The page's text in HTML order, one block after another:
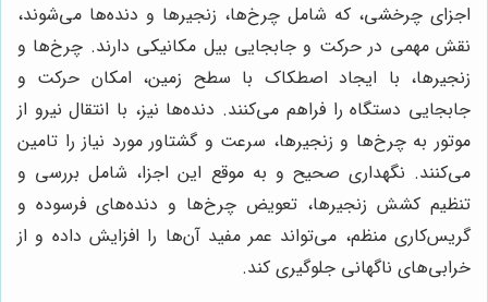
اجزای چرخشی، که شامل چرخ‌ها، زنجیرها و دنده‌ها می‌شوند،
نقش مهمی در حرکت و جابجایی بیل مکانیکی دارند. چرخ‌ها و
زنجیرها، با ایجاد اصطکاک با سطح زمین، امکان حرکت و
جابجایی دستگاه را فراهم می‌کنند. دنده‌ها نیز، با انتقال نیرو از
موتور به چرخ‌ها و زنجیرها، سرعت و گشتاور مورد نیاز را تامین
می‌کنند. نگهداری صحیح و به موقع این اجزا، شامل بررسی و
تنظیم کشش زنجیرها، تعویض چرخ‌ها و دنده‌های فرسوده و
گریس‌کاری منظم، می‌تواند عمر مفید آن‌ها را افزایش داده و از
خرابی‌های ناگهانی جلوگیری کند.